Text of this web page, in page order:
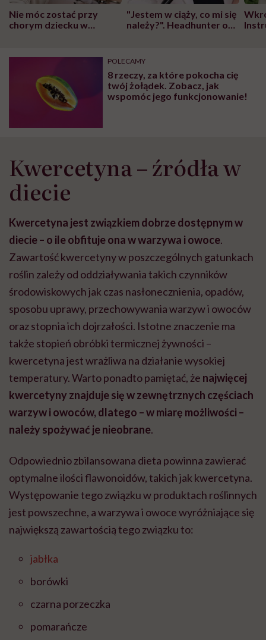
Nie móc zostać przy
chorym dziecku w
może chyba tylko
wyobraźni"
"Jestem w ciąży, co mi się
należy?". Headhunter o
pracy
POLECAMY
8 rzeczy, za które pokocha cię
twój żołądek. Zobacz, jak
wspomóc jego funkcjonowanie!
Kwercetyna – źródła w
diecie
Kwercetyna jest związkiem dobrze dostępnym w
diecie – o ile obfituje ona w warzywa i owoce.
Zawartość kwercetyny w poszczególnych gatunkach
roślin zależy od oddziaływania takich czynników
środowiskowych jak czas nasłonecznienia, opadów,
sposobu uprawy, przechowywania warzyw i owoców
oraz stopnia ich dojrzałości. Istotne znaczenie ma
także stopień obróbki termicznej żywności –
kwercetyna jest wrażliwa na działanie wysokiej
temperatury. Warto ponadto pamiętać, że najwięcej
kwercetyny znajduje się w zewnętrznych częściach
warzyw i owoców, dlatego – w miarę możliwości –
należy spożywać je nieobrane.
Odpowiednio zbilansowana dieta powinna zawierać
optymalne ilości flawonoidów, takich jak kwercetyna.
Występowanie tego związku w produktach roślinnych
jest powszechne, a warzywa i owoce wyróżniające się
największą zawartością tego związku to:
jabłka
borówki
czarna porzeczka
pomarańcze